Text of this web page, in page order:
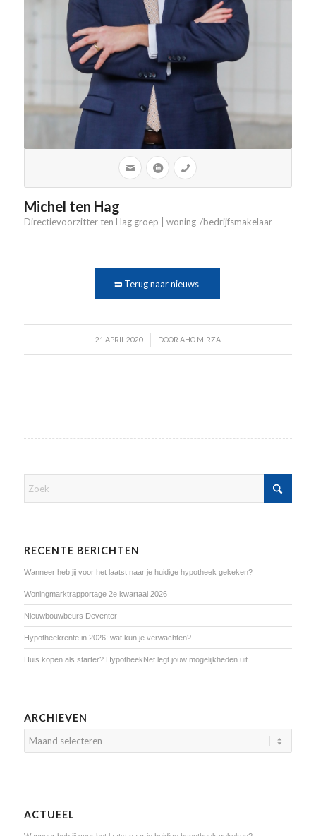
Michel ten Hag
Directievoorzitter ten Hag groep | woning-/bedrijfsmakelaar
Terug naar nieuws
21 APRIL 2020
/ DOORAHO MIRZA
RECENTE BERICHTEN
Wanneer heb jij voor het laatst naar je huidige hypotheek gekeken?
Woningmarktrapportage 2e kwartaal 2026
Nieuwbouwbeurs Deventer
Hypotheekrente in 2026: wat kun je verwachten?
Huis kopen als starter? HypotheekNet legt jouw mogelijkheden uit
ARCHIEVEN
ACTUEEL